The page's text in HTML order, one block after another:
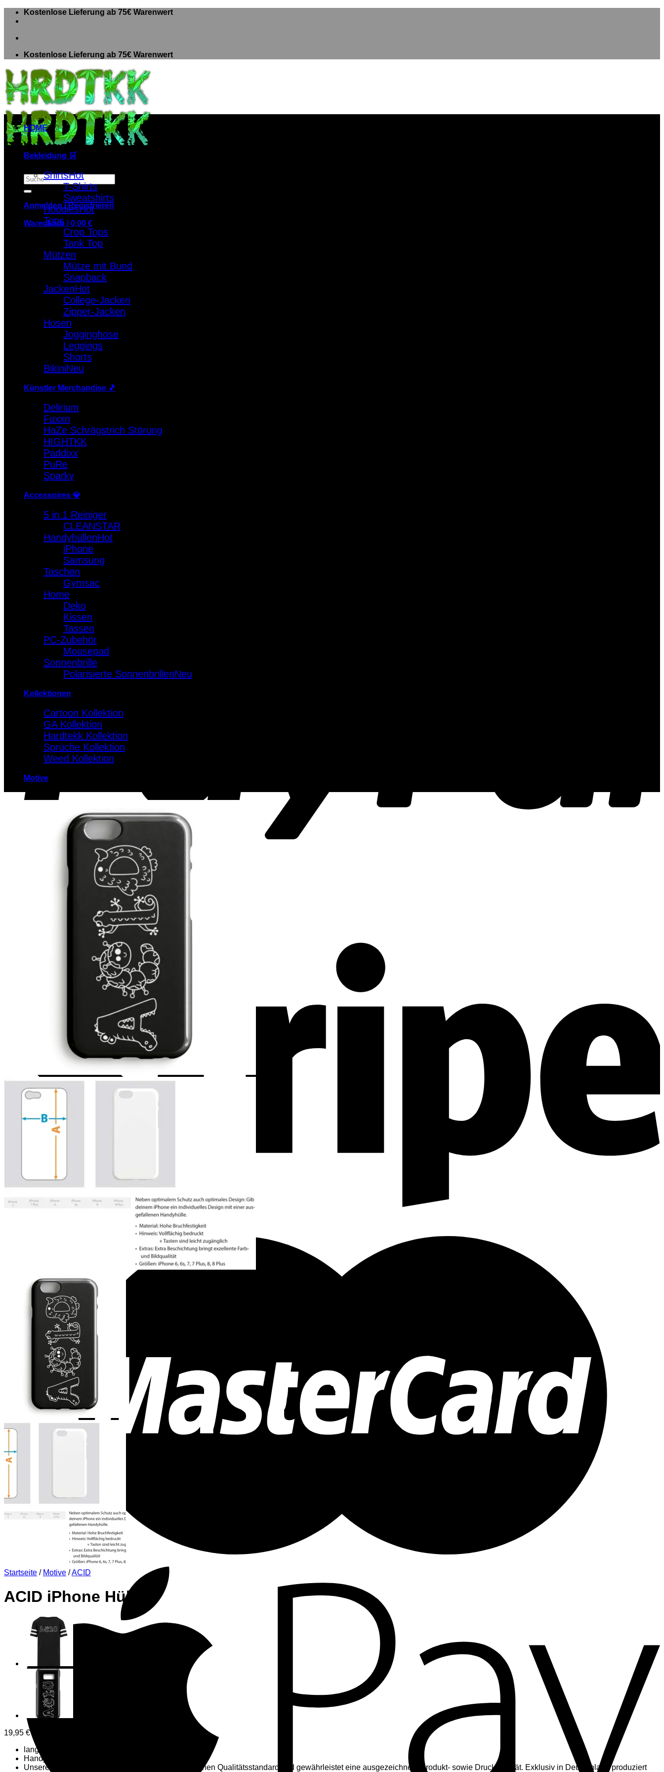
Zum
Inhalt
Kostenlose Lieferung ab 75€ Warenwert
Kostenlose Lieferung ab 75€ Warenwert
Suche
nach:
Anmelden / Registrieren
Warenkorb /0,00 €
Warenkorb
Es befinden sich keine Produkte im Warenkorb.
HOME
Bekleidung 🛒
Shirts
T-Shirts
Sweatshirts
Hoodies
Tops
Crop Tops
Tank Top
Mützen
Mütze mit Bund
Snapback
Jacken
College-Jacken
Zipper-Jacken
Hosen
Jogginghose
Leggings
Shorts
Bikini
Künstler Merchandise 🎵
Delirium
Fuxxn
HaZe Schrägstrich Störung
HIGHTKK
Paddixx
PuRe
Sparky
Accessoires 💎
5 in 1 Reiniger
CLEANSTAR
Handyhüllen
iPhone
Samsung
Taschen
Gymsac
Home
Deko
Kissen
Tassen
PC-Zubehör
Mousepad
Sonnenbrille
Polarisierte Sonnenbrillen
Kollektionen
Cartoon Kollektion
GA Kollektion
Hardtekk Kollektion
Sprüche Kollektion
Weed Kollektion
Motive
Startseite / Motive /ACID
ACID iPhone Hülle
19,95 €
langlebiger Aufdruck.
Handyhülle mit 3mm Breite
Unsere ausgewählte Produktvielfalt erfüllt einen hohen Qualitätsstandard und gewährleistet eine ausgezeichnete Produkt- sowie Druckqualität. Exklusiv in Deutschland produziert